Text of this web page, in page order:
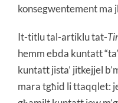
konsegwentement ma
It-titlu tal-artiklu tat-
hemm ebda kuntatt
kuntatt jista’ jitkejjel
mara tgħid li ttaqqlet: